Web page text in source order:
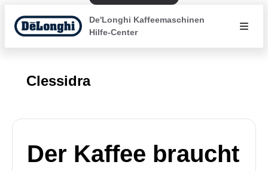
De'Longhi Kaffeemaschinen
Hilfe-Center
Clessidra
Der Kaffee braucht